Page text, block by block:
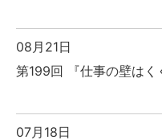
08月21日
第199回 『仕事の壁はく
07月18日